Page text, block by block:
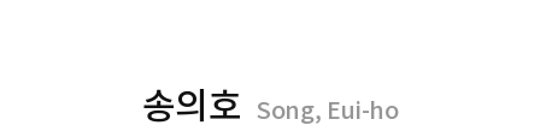
송의호 Song, Eui-ho